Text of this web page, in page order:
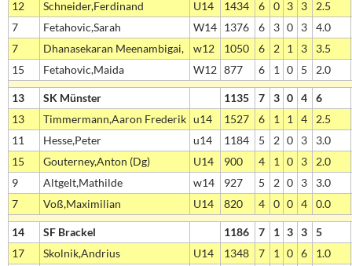
12 Schneider,Ferdinand U14 1434 6 0 3 3
2.5
7
Fetahovic,Sarah W14 1376 6 3 0 3
4.0
7
Dhanasekaran Meenambigai, w12 1050 6 2 1 3
3.5
15
Fetahovic,Maida W12 877 6 1 0 5 2.0
13 SK Münster 1135 7 3 0 4
6
13
Timmermann,Aaron Frederik u14 1527 6 1 1 4
2.5
11
Hesse,Peter u14 1184 5 2 0 3
3.0
15
Gouterney,Anton (Dg) U14 900 4 1 0 3
2.0
9
Altgelt,Mathilde w14 927 5 2 0 3
3.0
7
Voß,Maximilian U14 820 4 0 0 4 0.0
14 SF Brackel 1186 7 1 3 3
5
17
Skolnik,Andrius U14 1348 7 1 0 6
1.0